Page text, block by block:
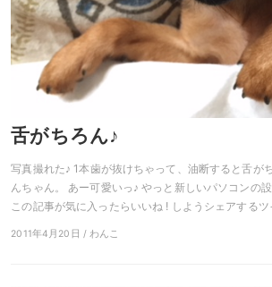
舌がちろん♪
写真撮れた♪ 1本歯が抜けちゃって、油断すると舌が
んちゃん。 あー可愛いっ♪ やっと新しいパソコンの
この記事が気に入ったらいいね ! しようシェアするツ
2011年4月20日 / わんこ